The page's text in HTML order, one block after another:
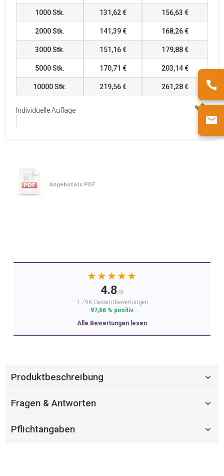
1000Stk. 131,62 € 156,63 €
2000Stk. 141,39 € 168,26 €
3000Stk. 151,16 € 179,88 €
5000Stk. 170,71 € 203,14 €
10000Stk. 219,56 € 261,28 €
Individuelle Auflage
Angebot als PDF
★★★★★
4.8/5
1.796 Gesamtbewertungen
97,66 % positiv
Alle Bewertungen lesen
Produktbeschreibung
Fragen & Antworten
Pflichtangaben